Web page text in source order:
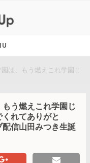
園は、もう燃えこれ学園じ
もう燃えこれ学園じ
れてありがと
信山田みつき生誕